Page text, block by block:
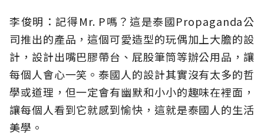
李俊明：記得Mr. P嗎？這是泰國Propaganda公
司推出的產品，這個可愛造型的玩偶加上大膽的設
計，設計出嘴巴膠帶台、屁股筆筒等辦公用品，讓
每個人會心一笑。泰國人的設計其實沒有太多的哲
學或道理，但一定會有幽默和小小的趣味在裡面，
讓每個人看到它就感到愉快，這就是泰國人的生活
美學。